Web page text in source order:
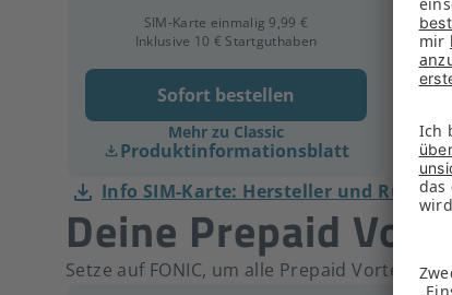
SIM-Karte einmalig 9,99 €
Inklusive 10 € Startguthaben
Sofort bestellen
Mehr zu Classic
Produktinformationsblatt
Info SIM-Karte: Hersteller und
Deine Prepaid
Setze auf FONIC, um alle Prepaid Vorteile